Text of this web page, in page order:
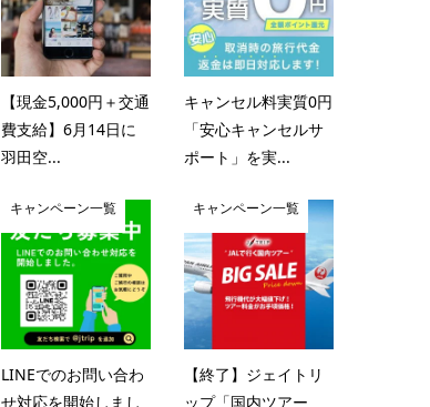
【現金5,000円＋交通
費支給】6月14日に
羽田空...
キャンセル料実質0円
「安心キャンセルサ
ポート」を実...
キャンペーン一覧
LINEでのお問い合わ
せ対応を開始しまし
キャンペーン一覧
【終了】ジェイトリ
ップ「国内ツアー